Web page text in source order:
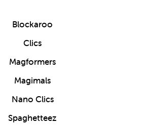
Blockaroo
Clics
Magformers
Magimals
Nano Clics
Spaghetteez